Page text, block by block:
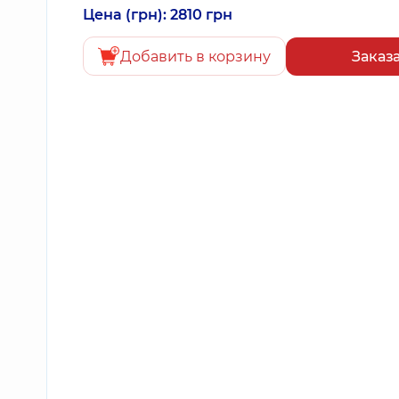
Цена (грн): 2810 грн
Добавить в корзину